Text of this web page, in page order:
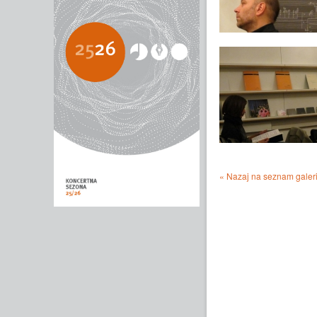
« Nazaj na seznam